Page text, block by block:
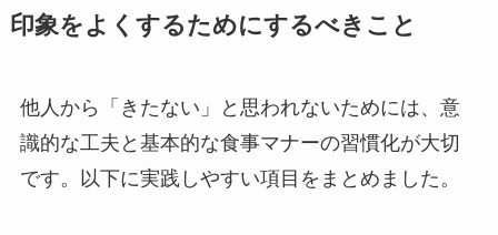
印象をよくするためにするべきこと
他人から「きたない」と思われないためには、意
識的な工夫と基本的な食事マナーの習慣化が大切
です。以下に実践しやすい項目をまとめました。